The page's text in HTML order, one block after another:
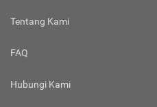
Tentang Kami
FAQ
Hubungi Kami